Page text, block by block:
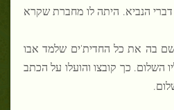
הנביא. היתה לו מחברת שקרא
בה את כל החדית'ים שלמד אבו
השלום. כך קובצו והועלו על הכתב